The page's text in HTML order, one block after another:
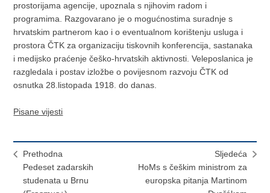
prostorijama agencije, upoznala s njihovim radom i
programima. Razgovarano je o mogućnostima suradnje s
hrvatskim partnerom kao i o eventualnom korištenju usluga i
prostora ČTK za organizaciju tiskovnih konferencija, sastanaka
i medijsko praćenje češko-hrvatskih aktivnosti. Veleposlanica je
razgledala i postav izložbe o povijesnom razvoju ČTK od
osnutka 28.listopada 1918. do danas.
Pisane vijesti
Prethodna
Pedeset zadarskih
studenata u Brnu
Sljedeća
HoMs s češkim ministrom za
europska pitanja Martinom